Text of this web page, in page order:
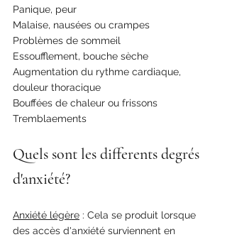
Panique, peur
Malaise, nausées ou crampes
Problèmes de sommeil
Essoufflement, bouche sèche
Augmentation du rythme cardiaque,
douleur thoracique
Bouffées de chaleur ou frissons
Tremblaements
Quels sont les differents degrés
d'anxiété?
Anxiété légère : Cela se produit lorsque
des accès d'anxiété surviennent en